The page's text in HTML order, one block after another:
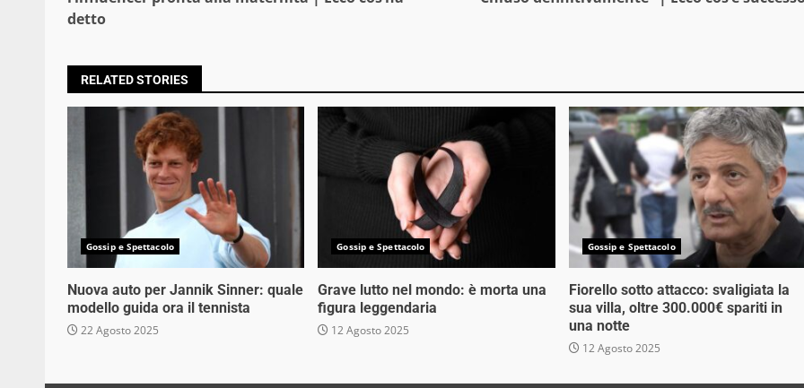
detto
RELATED STORIES
Gossip e Spettacolo
Nuova auto per Jannik Sinner: quale
modello guida ora il tennista
22 Agosto 2025
Gossip e Spettacolo
Grave lutto nel mondo: è morta una
figura leggendaria
12 Agosto 2025
Gossip e Spettacolo
Fiorello sotto attacco: svaligiata la
sua villa, oltre 300.000€ spariti in
una notte
12 Agosto 2025